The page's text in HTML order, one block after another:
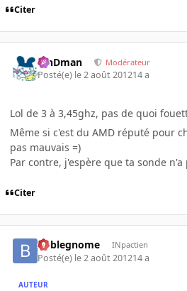
Citer
RinDman Modérateur
Posté(e) le 2 août 201214 a
Lol de 3 à 3,45ghz, pas de quoi
Même si c'est du AMD réputé pour
pas mauvais =)
Par contre, j'espère que ta sonde
Citer
boblegnome INpactien
Posté(e) le 2 août 201214 a
AUTEUR